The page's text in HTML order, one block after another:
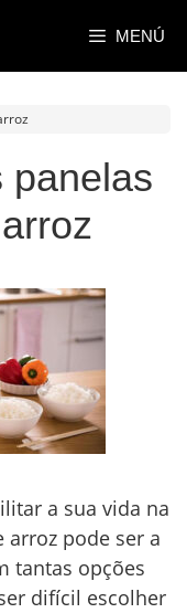
MENÚ
panelas
a sua vida na
arroz pode ser a
tantas opções
difícil escolher